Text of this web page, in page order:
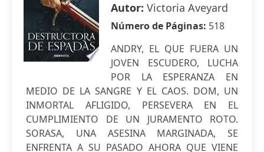
Autor: Victoria Aveyard
Número de Páginas: 518
ANDRY, EL QUE FUERA UN
JOVEN ESCUDERO, LUCHA
POR LA ESPERANZA EN
MEDIO DE LA SANGRE Y EL CAOS. DOM, UN
INMORTAL AFLIGIDO, PERSEVERA EN EL
CUMPLIMIENTO DE UN JURAMENTO ROTO.
SORASA, UNA ASESINA MARGINADA, SE
ENFRENTA A SU PASADO AHORA QUE VIENE